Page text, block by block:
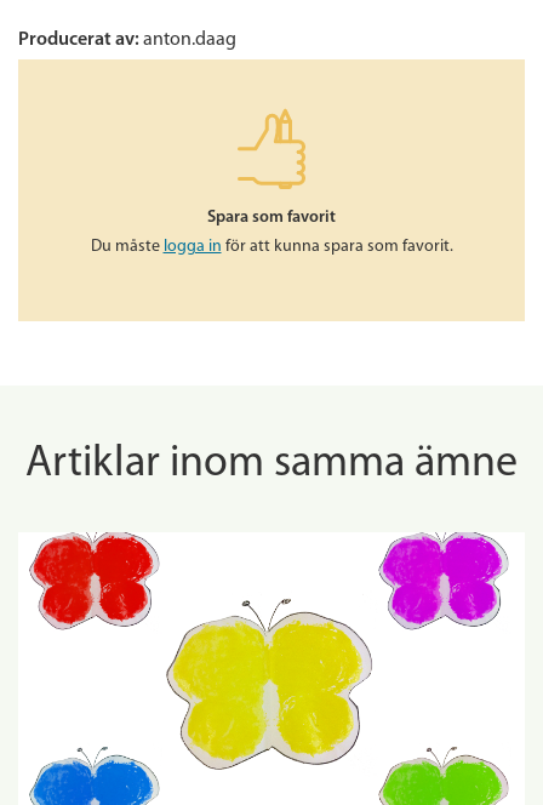
Producerat av: anton.daag
Spara som favorit
Du måste logga in för att kunna spara som favorit.
Artiklar inom samma ämne